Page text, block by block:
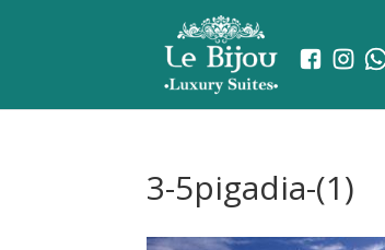
3-5pigadia-(1)